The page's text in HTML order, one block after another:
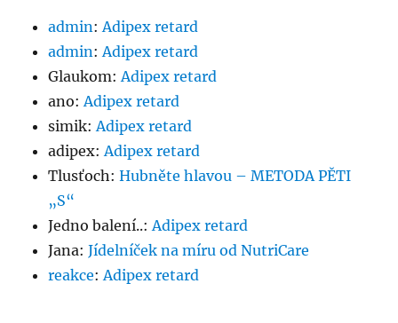
admin:Adipex retard
admin:Adipex retard
Glaukom:Adipex retard
ano:Adipex retard
simik:Adipex retard
adipex:Adipex retard
Tlusťoch:Hubněte hlavou – METODA PĚTI
„S“
Jedno balení..:Adipex retard
Jana:Jídelníček na míru od NutriCare
reakce:Adipex retard